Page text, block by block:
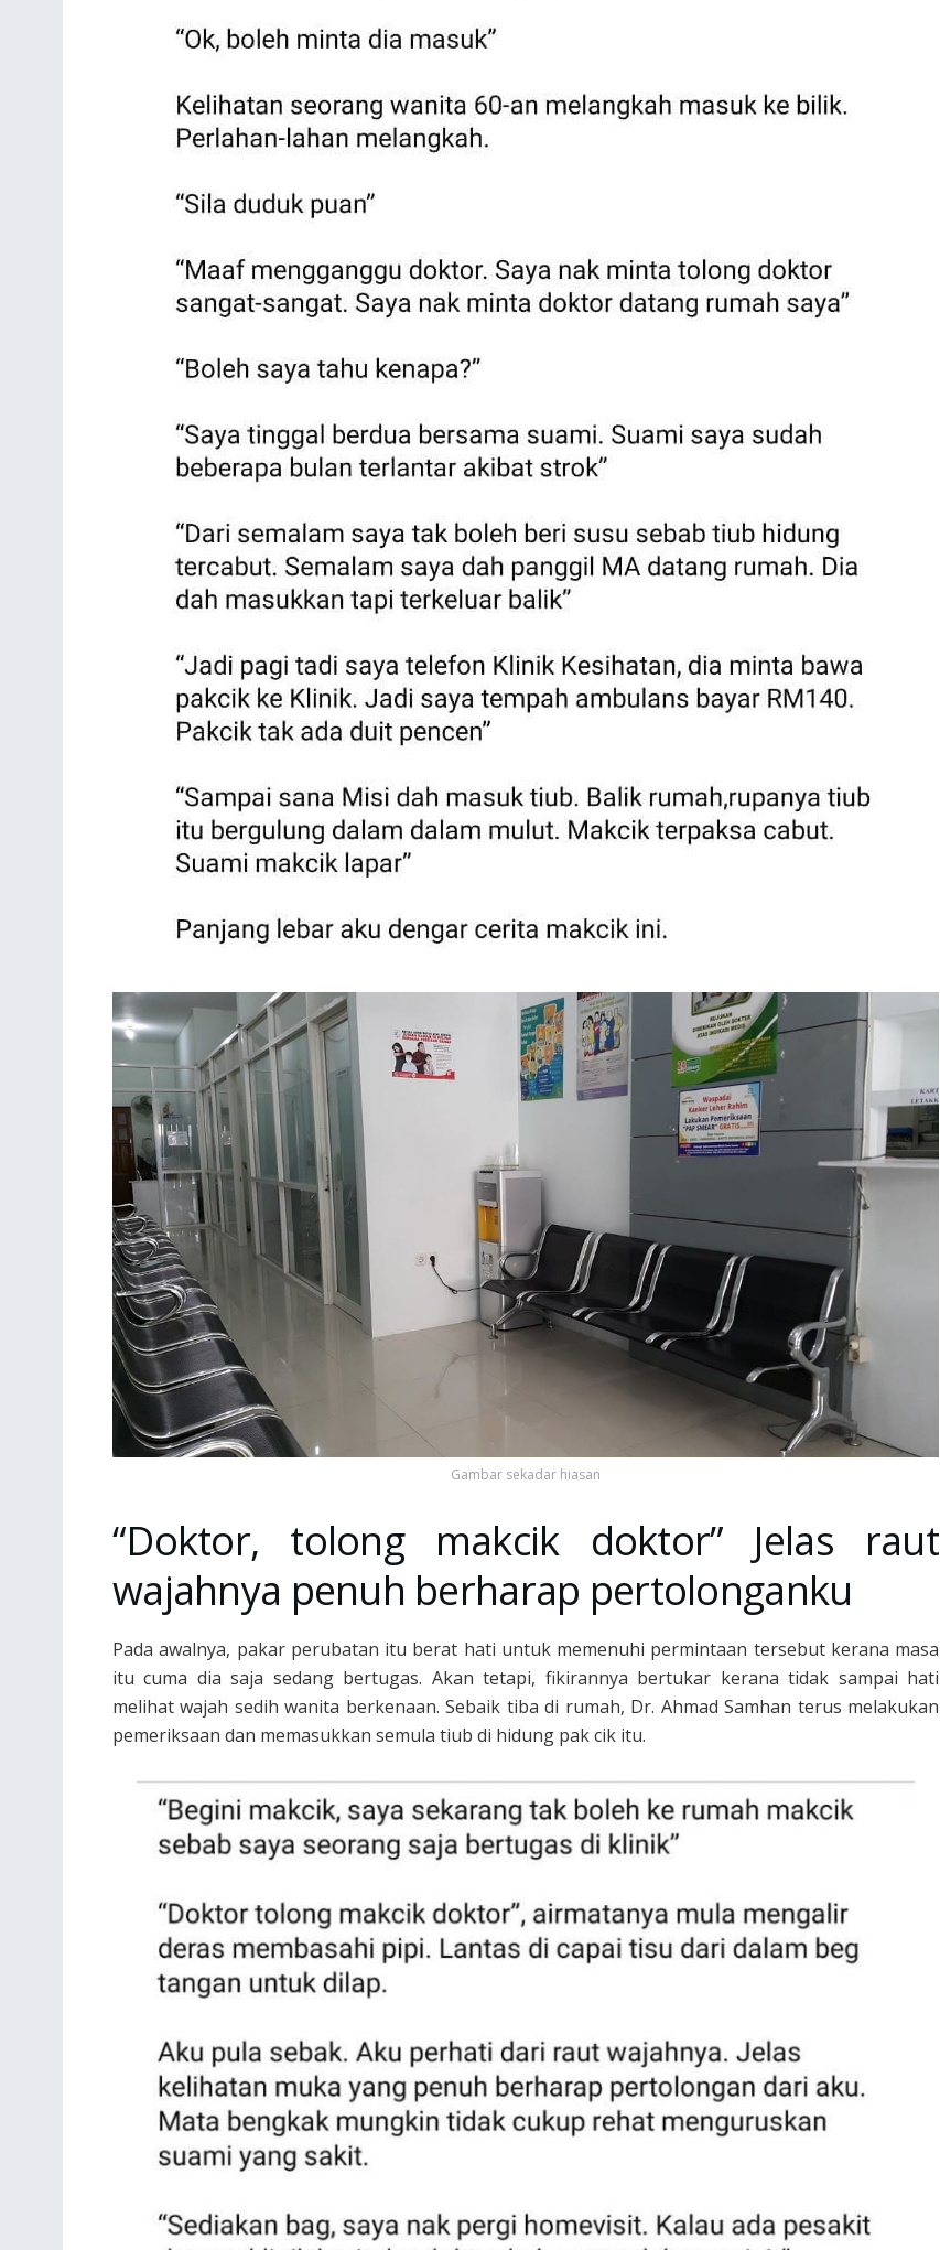
Gambar sekadar hiasan
“Doktor, tolong makcik doktor” Jelas raut
wajahnya penuh berharap pertolonganku
Pada awalnya, pakar perubatan itu berat hati untuk memenuhi permintaan tersebut kerana masa
itu cuma dia saja sedang bertugas. Akan tetapi, fikirannya bertukar kerana tidak sampai hati
melihat wajah sedih wanita berkenaan. Sebaik tiba di rumah, Dr. Ahmad Samhan terus melakukan
pemeriksaan dan memasukkan semula tiub di hidung pak cik itu.